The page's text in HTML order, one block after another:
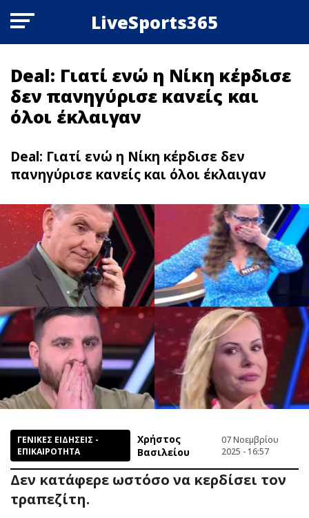
LiveSports365
Deal: Γιατί ενώ η Νίκη κέpδισε
δεν πανηγύρισε κανείς και
όλοι έκλαιγαν
Deal: Γιατί ενώ η Νίκη κέpδισε δεν
πανηγύρισε κανείς και όλοι έκλαιγαν
ΓΕΝΙΚΕΣ ΕΙΔΗΣΕΙΣ -
ΕΠΙΚΑΙΡΟΤΗΤΑ
Χρήστος
Βασιλείου
07 Νοεμβρίου
2025 - 16:57
Δεν κατάφερε ωστόσο να κερδίσει τον
τραπεζίτη.